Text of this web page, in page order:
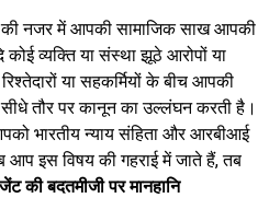
की नजर में आपकी सामाजिक साख आपकी
व्यक्ति या संस्था झूठे आरोपों या
या सहकर्मियों के बीच आपकी
तौर पर कानून का उल्लंघन करती है।
भारतीय न्याय संहिता और आरबीआई
आप इस विषय की गहराई में जाते हैं, तब
की बदतमीजी पर मानहानि